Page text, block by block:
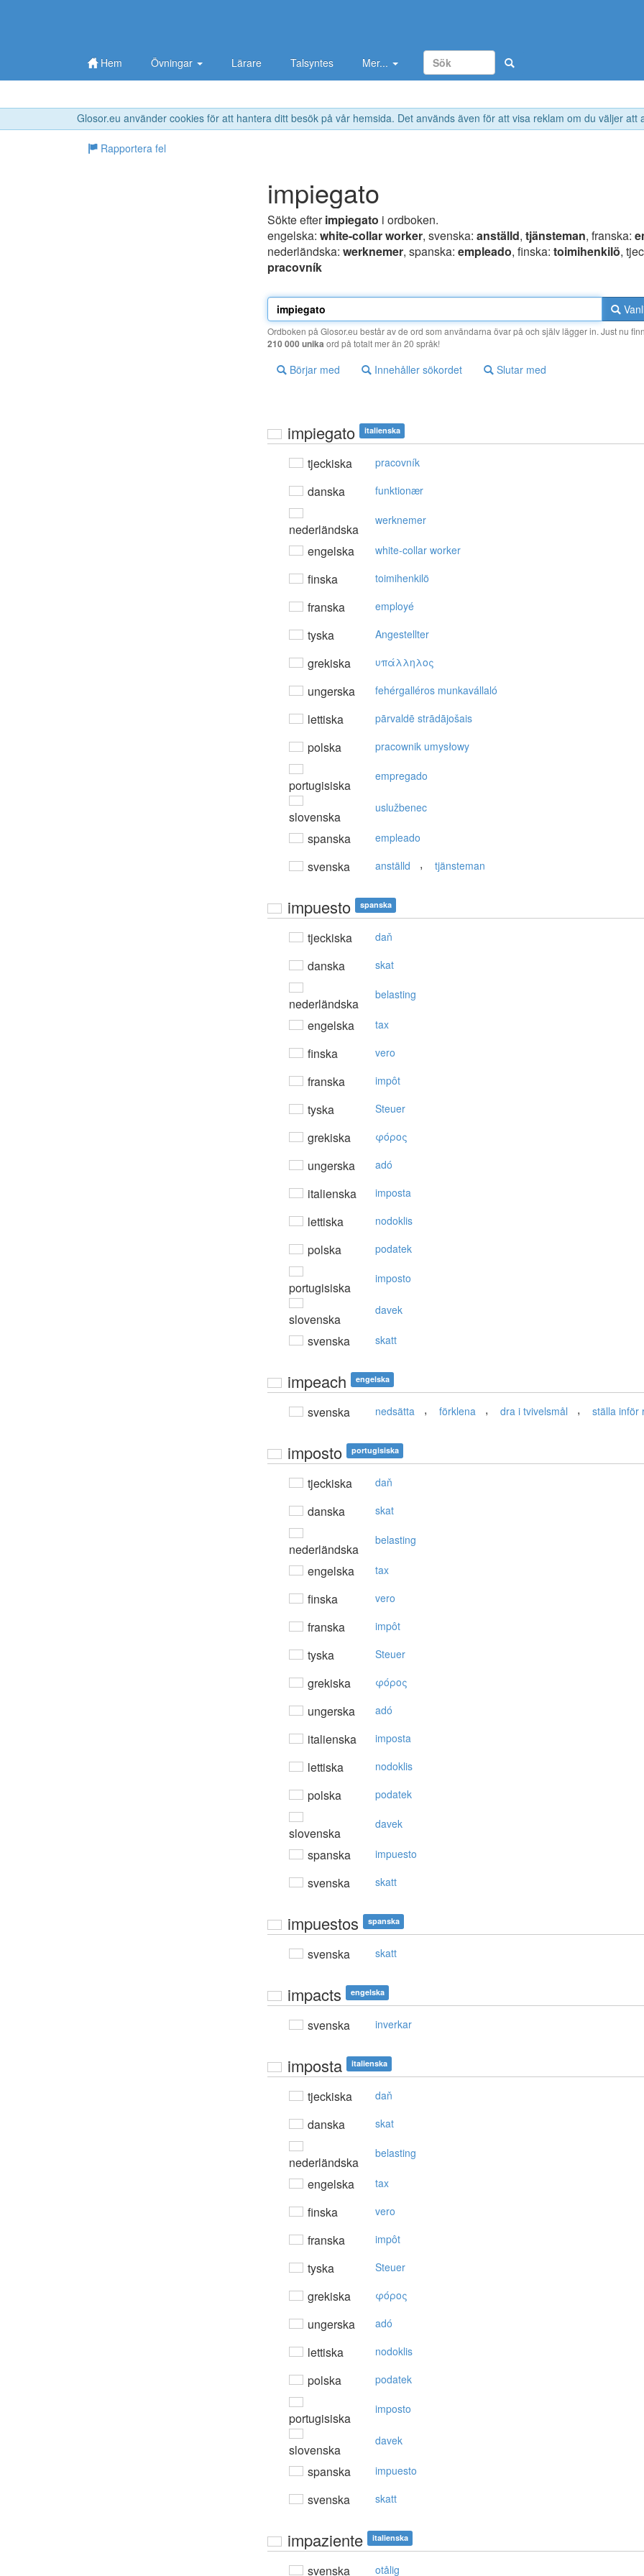
Glosor.eu använder cookies för att hantera ditt besök på vår hemsida. Det används även för att visa reklam om du väljer
Hem Övningar Lärare Talsyntes Mer...
Rapportera fel
impiegato
Sökte efterimpiegato i ordboken.
engelska: white-collar worker, svenska: anställd, tjänsteman, franska:
nederländska: werknemer, spanska: empleado, finska: toimihenkilö,
pracovník
Ordboken på Glosor.eu består av de ord som användarna övar på och själv lägger in. Just nu
210 000 unika ord på totalt mer än 20 språk!
Börjar med Innehåller sökordet Slutar med
impiegato italienska
tjeckiska pracovník
danska funktionær
nederländska
werknemer
engelska white-collar worker
finska toimihenkilö
franska employé
tyska Angestellter
grekiska υπάλληλoς
ungerska fehérgalléros munkavállaló
lettiska pārvaldē strādājošais
polska pracownik umysłowy
portugisiska
empregado
slovenska
uslužbenec
spanska empleado
svenska anställd , tjänsteman
impuesto spanska
tjeckiska daň
danska skat
nederländska
belasting
engelska tax
finska vero
franska impôt
tyska Steuer
grekiska φόρoς
ungerska adó
italienska imposta
lettiska nodoklis
polska podatek
portugisiska
imposto
slovenska
davek
svenska skatt
impeach engelska
svenska nedsätta , förklena , dra i tvivelsmål , ställa inför
imposto portugisiska
tjeckiska daň
danska skat
nederländska
belasting
engelska tax
finska vero
franska impôt
tyska Steuer
grekiska φόρoς
ungerska adó
italienska imposta
lettiska nodoklis
polska podatek
slovenska
davek
spanska impuesto
svenska skatt
impuestos spanska
svenska skatt
impacts engelska
svenska inverkar
imposta italienska
tjeckiska daň
danska skat
nederländska
belasting
engelska tax
finska vero
franska impôt
tyska Steuer
grekiska φόρoς
ungerska adó
lettiska nodoklis
polska podatek
portugisiska
imposto
slovenska
davek
spanska impuesto
svenska skatt
impaziente italienska
svenska otålig